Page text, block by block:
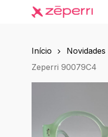
Início Novidades
Zeperri 90079C4